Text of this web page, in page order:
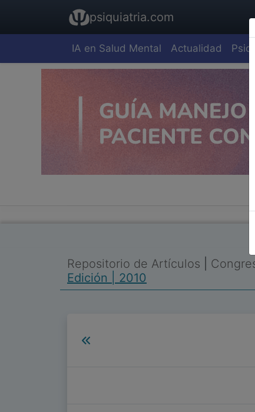
psiquiatria.com
IA en Salud Mental Actualidad
Repositorio de Artículos
Edición | 2010